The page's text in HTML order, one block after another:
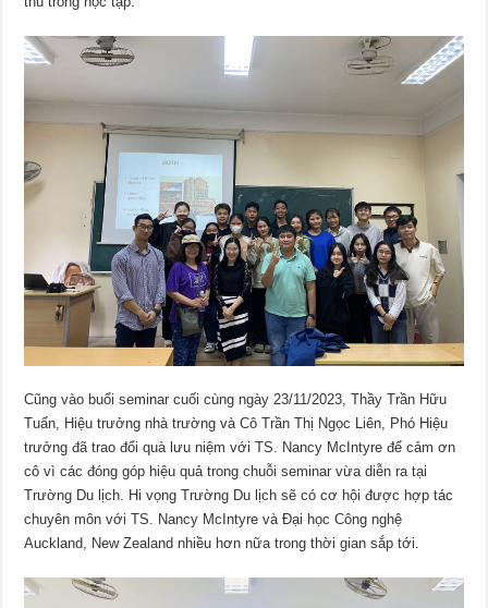
Cũng vào buổi seminar cuối cùng ngày 23/11/2023, Thầy Trần Hữu
Tuấn, Hiệu trưởng nhà trường và Cô Trần Thị Ngọc Liên, Phó Hiệu
trưởng đã trao đổi quà lưu niệm với TS. Nancy McIntyre để cảm ơn
cô vì các đóng góp hiệu quả trong chuỗi seminar vừa diễn ra tại
Trường Du lịch. Hi vọng Trường Du lịch sẽ có cơ hội được hợp tác
chuyên môn với TS. Nancy McIntyre và Đại học Công nghệ
Auckland, New Zealand nhiều hơn nữa trong thời gian sắp tới.